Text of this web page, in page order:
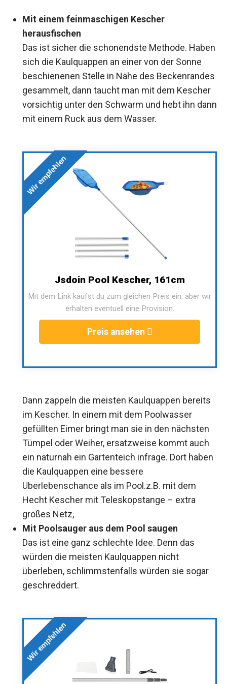
Mit einem feinmaschigen Kescher
herausfischen
Das ist sicher die schonendste Methode. Haben
sich die Kaulquappen an einer von der Sonne
beschienenen Stelle in Nähe des Beckenrandes
gesammelt, dann taucht man mit dem Kescher
vorsichtig unter den Schwarm und hebt ihn dann
mit einem Ruck aus dem Wasser.
Wir empfehlen
Jsdoin Pool Kescher, 161cm
Mit dem Link kaufst du zum gleichen Preis ein, aber wir
erhalten eventuell eine Provision.
Preis ansehen
Dann zappeln die meisten Kaulquappen bereits
im Kescher. In einem mit dem Poolwasser
gefüllten Eimer bringt man sie in den nächsten
Tümpel oder Weiher, ersatzweise kommt auch
ein naturnah ein Gartenteich infrage. Dort haben
die Kaulquappen eine bessere
Überlebenschance als im Pool.z.B. mit dem
Hecht Kescher mit Teleskopstange – extra
großes Netz,
Mit Poolsauger aus dem Pool saugen
Das ist eine ganz schlechte Idee. Denn das
würden die meisten Kaulquappen nicht
überleben, schlimmstenfalls würden sie sogar
geschreddert.
Wir empfehlen